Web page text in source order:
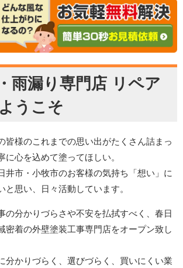
雨漏り専門店 リペア
うこそ
皆様のこれまでの思い出がたくさん詰まっ
心を込めて塗ってほしい。
井市・小牧市のお客様の気持ち「想い」に
と思い、日々活動しています。
の分かりづらさや不安を払拭すべく、春日
密着の外壁塗装工事専門店をオープン致し
分かりづらく、選びづらく、買いにくい業